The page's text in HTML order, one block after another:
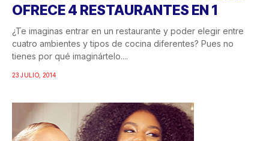
OFRECE 4 RESTAURANTES EN 1
¿Te imaginas entrar en un restaurante y poder elegir entre
cuatro ambientes y tipos de cocina diferentes? Pues no
tienes por qué imaginártelo....
23 JULIO, 2014